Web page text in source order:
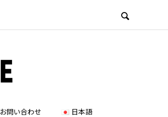

お問い合わせ 日本語